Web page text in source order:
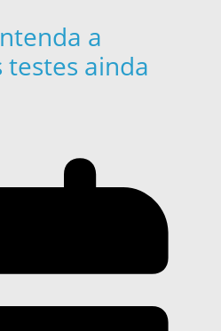
a
testes ainda